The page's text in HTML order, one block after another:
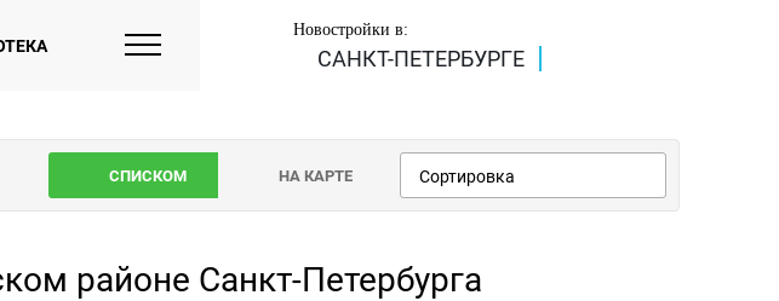
Новостройки в:
САНКТ-ПЕТЕРБУРГЕ
Сортировка
НА КАРТЕ
СПИСКОМ
районе Санкт-Петербурга